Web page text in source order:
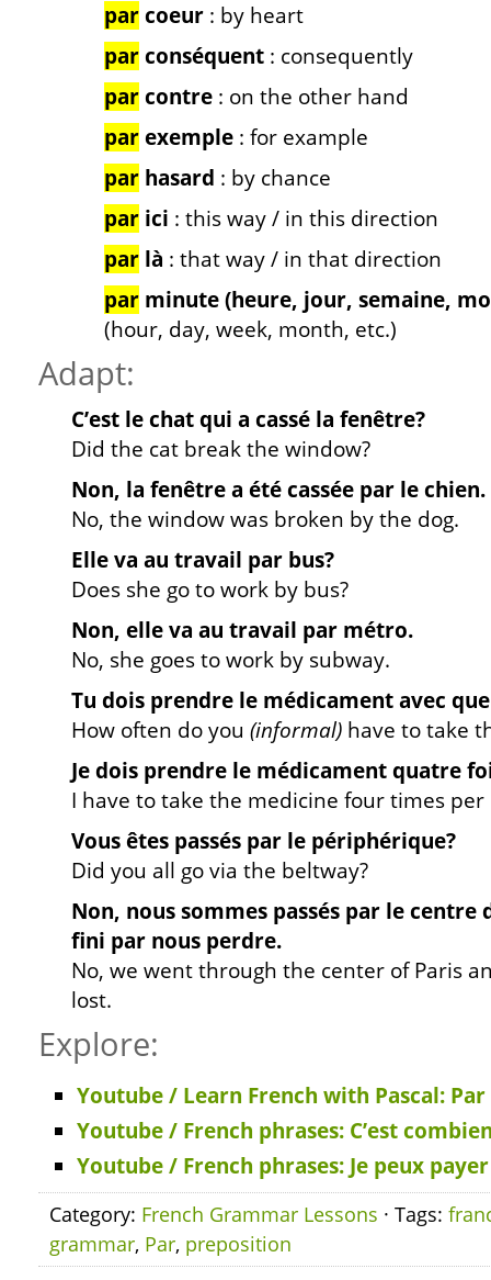
parcoeur : by heart
parconséquent : consequently
parcontre : on the other hand
parexemple : for example
par hasard : by chance
par ici : this way / in this direction
par là : that way / in that direction
par minute (heure, jour, semaine,
(hour, day, week, month, etc.)
Adapt:
C’est le chat qui a cassé la fenêtre?
Did the cat break the window?
Non, la fenêtre a été cassée par le chien.
No, the window was broken by the dog.
Elle va au travail par bus?
Does she go to work by bus?
Non, elle va au travail par métro.
No, she goes to work by subway.
Tu dois prendre le médicament avec
How often do you (informal) have to take
Je dois prendre le médicament quatre
I have to take the medicine four times per
Vous êtes passés par le périphérique?
Did you all go via the beltway?
Non, nous sommes passés par le centre
fini par nous perdre.
No, we went through the center of Paris
lost.
Explore:
Youtube / Learn French with Pascal:
Youtube / French phrases: C’est
Youtube / French phrases: Je peux
Category: French Grammar Lessons · Tags:
grammar, Par, preposition